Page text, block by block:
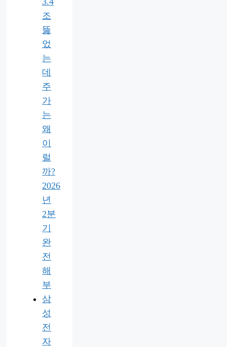
조
뚫
었
는
데
주
가
는
왜
이
럴
까?
2026
년
2분
기
완
전
해
부
삼
성
전
자